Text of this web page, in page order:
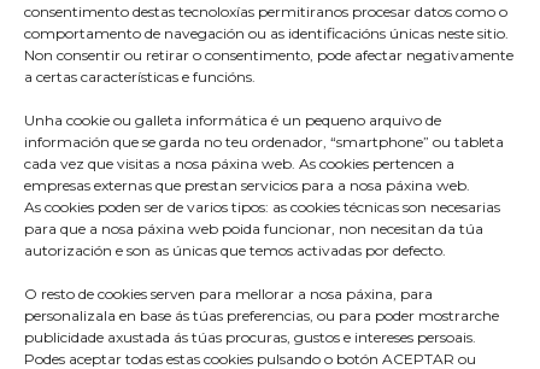
consentimento destas tecnoloxías permitiranos procesar datos como o
comportamento de navegación ou as identificacións únicas neste sitio.
Non consentir ou retirar o consentimento, pode afectar negativamente
a certas características e funcións.
Unha cookie ou galleta informática é un pequeno arquivo de
información que se garda no teu ordenador, “smartphone” ou tableta
cada vez que visitas a nosa páxina web. As cookies pertencen a
empresas externas que prestan servicios para a nosa páxina web.
As cookies poden ser de varios tipos: as cookies técnicas son necesarias
para que a nosa páxina web poida funcionar, non necesitan da túa
autorización e son as únicas que temos activadas por defecto.
O resto de cookies serven para mellorar a nosa páxina, para
personalizala en base ás túas preferencias, ou para poder mostrarche
publicidade axustada ás túas procuras, gustos e intereses persoais.
Podes aceptar todas estas cookies pulsando o botón ACEPTAR ou
Praza do Concello s/n
Telf: 986570165
info@aestrada.gal